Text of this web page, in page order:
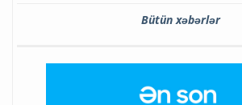
Bütün xəbərlər